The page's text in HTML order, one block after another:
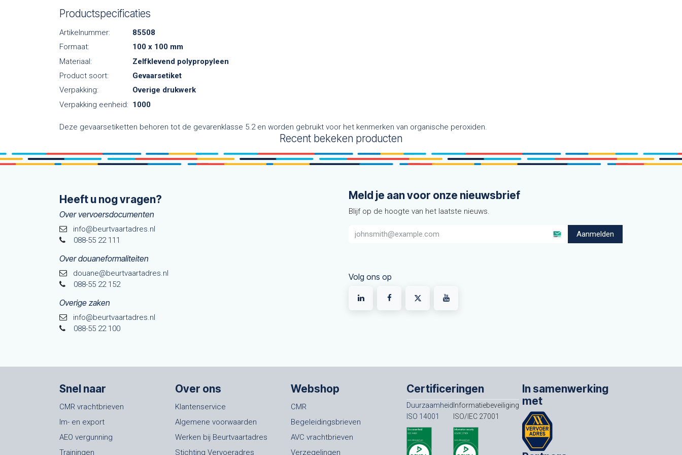
Productspecificaties
Artikelnummer:
85508
Formaat:
100 x 100 mm
Materiaal:
Zelfklevend polypropyleen
Product soort:
Gevaarsetiket
Verpakking:
Overige drukwerk
Verpakking eenheid: 1000
Deze gevaarsetiketten behoren tot de gevarenklasse 5.2 en worden gebruikt voor het kenmerken van organische peroxiden.
Recent bekeken producten
Heeft u nog vragen?
Over vervoersdocumenten
info@beurtvaartadres.nl
088-55 22 111
Over douaneformaliteiten
douane@beurtvaarta​dres.nl
088-55 22 152
Overige zaken
info@beurtvaartadres.nl
088-55 22 100
Meld je aan voor onze nieuwsbrief
Blijf op de hoogte van het laatste nieuws.
Aanmelden
Volg ons op
Snel naar
CMR vrachtbrieven
Im- en export
AEO vergunning
Trainingen
Over ons
Klantenservice
Algemene voorwaarden
Werken bij Beurtvaartadres
Stichting Vervoeradres
Webshop
CMR
Begeleidingsbrieven
AVC vrachtbrieven
Verzegelingen
Certificeringen
Duurzaamheid
ISO 14001
Informatiebeveiliging
ISO/IEC 27001
In samenwerking
met